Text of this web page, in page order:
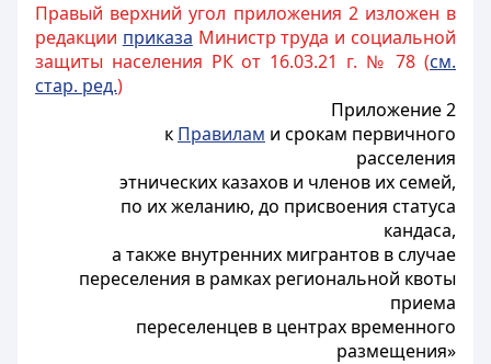
Правый верхний угол приложения 2 изложен в
редакции приказа Министр труда и социальной
защиты населения РК от 16.03.21 г. № 78 (см.
стар. ред.)
Приложение 2
к Правилам и срокам первичного
расселения
этнических казахов и членов их семей,
по их желанию, до присвоения статуса
кандаса,
а также внутренних мигрантов в случае
переселения в рамках региональной квоты
приема
переселенцев в центрах временного
размещения»